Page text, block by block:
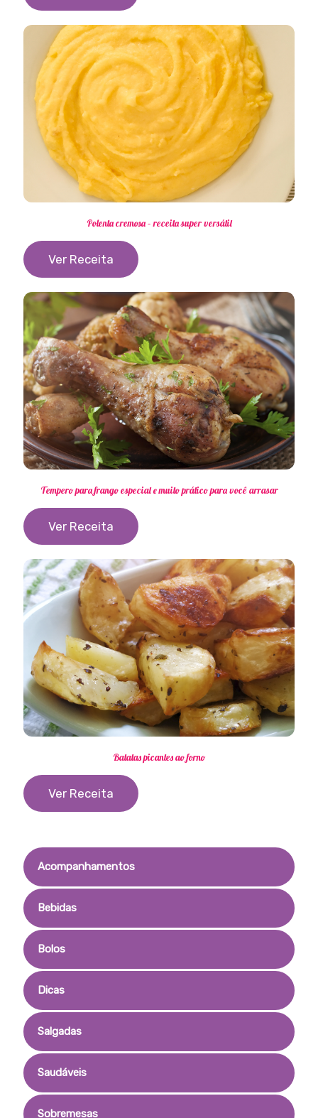
Polenta cremosa – receita super versátil
Ver Receita
Tempero para frango especial e muito prático para você arrasar
Ver Receita
Batatas picantes ao forno
Ver Receita
Acompanhamentos
Bebidas
Bolos
Dicas
Salgadas
Saudáveis
Sobremesas